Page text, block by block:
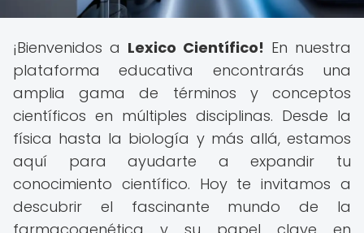
¡Bienvenidos a Lexico Científico! En nuestra
plataforma educativa encontrarás una
amplia gama de términos y conceptos
científicos en múltiples disciplinas. Desde la
física hasta la biología y más allá, estamos
aquí para ayudarte a expandir tu
conocimiento científico. Hoy te invitamos a
descubrir el fascinante mundo de la